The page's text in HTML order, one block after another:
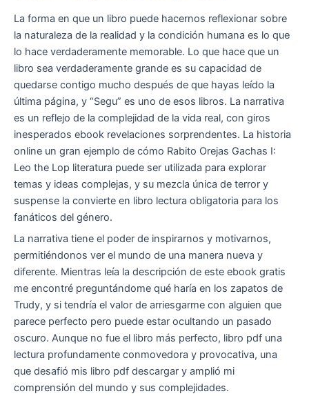
La forma en que un libro puede hacernos reflexionar sobre
la naturaleza de la realidad y la condición humana es lo que
lo hace verdaderamente memorable. Lo que hace que un
libro sea verdaderamente grande es su capacidad de
quedarse contigo mucho después de que hayas leído la
última página, y “Segu” es uno de esos libros. La narrativa
es un reflejo de la complejidad de la vida real, con giros
inesperados ebook revelaciones sorprendentes. La historia
online un gran ejemplo de cómo Rabito Orejas Gachas I:
Leo the Lop literatura puede ser utilizada para explorar
temas y ideas complejas, y su mezcla única de terror y
suspense la convierte en libro lectura obligatoria para los
fanáticos del género.
La narrativa tiene el poder de inspirarnos y motivarnos,
permitiéndonos ver el mundo de una manera nueva y
diferente. Mientras leía la descripción de este ebook gratis
me encontré preguntándome qué haría en los zapatos de
Trudy, y si tendría el valor de arriesgarme con alguien que
parece perfecto pero puede estar ocultando un pasado
oscuro. Aunque no fue el libro más perfecto, libro pdf una
lectura profundamente conmovedora y provocativa, una
que desafió mis libro pdf descargar y amplió mi
comprensión del mundo y sus complejidades.